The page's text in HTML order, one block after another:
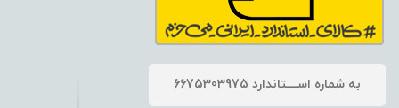
به شماره اســــتاندارد 6675303975